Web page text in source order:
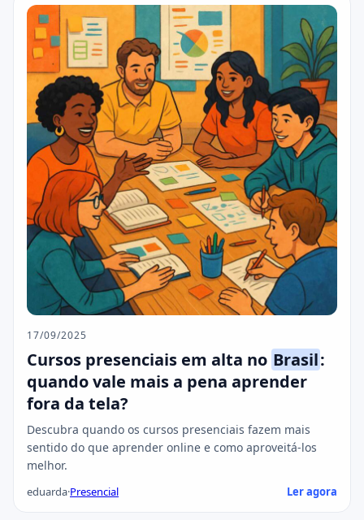
17/09/2025
Cursos presenciais em alta no Brasil:
quando vale mais a pena aprender
fora da tela?
Descubra quando os cursos presenciais fazem mais
sentido do que aprender online e como aproveitá-los
melhor.
eduarda·Presencial Ler agora